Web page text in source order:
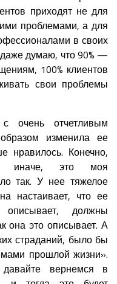
приходят не для
проблемами, а для
в своих
думаю, что 90% —
100% клиентов
свои проблемы
очень отчетливым
изменила ее
нравилось. Конечно,
иначе, это моя
так. У нее тяжелое
настаивает, что ее
должны
она это описывает. А
страданий, было бы
прошлой жизни».
вернемся в